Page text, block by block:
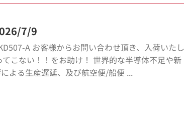
7/9
A お客様からお問い合わせ頂き、入荷いたし
こない！！をお助け！ 世界的な半導体不足や新
よる生産遅延、及び航空便/船便 ...